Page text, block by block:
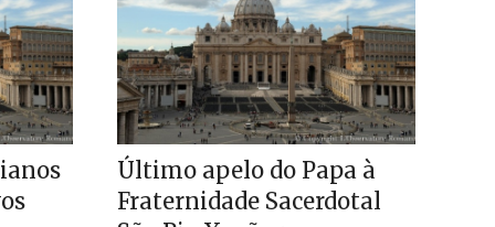
Último apelo do Papa à
Fraternidade Sacerdotal